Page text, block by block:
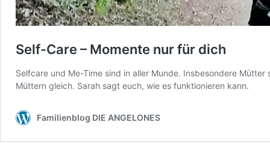
Self-Care – Momente nur für dich
Selfcare und Me-Time sind in aller Munde. Insbesondere
Müttern gleich. Sarah sagt euch, wie es funktionieren kann.
Familienblog DIE ANGELONES